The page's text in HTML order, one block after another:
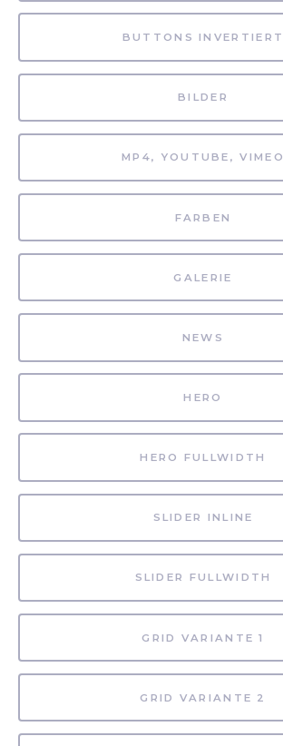
BUTTONS INVERTIERT
BILDER
MP4, YOUTUBE, VIMEO
FARBEN
GALERIE
NEWS
HERO
HERO FULLWIDTH
SLIDER INLINE
SLIDER FULLWIDTH
GRID VARIANTE 1
GRID VARIANTE 2